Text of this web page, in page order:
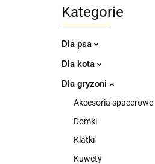
Kategorie
Dla psa
Dla kota
Dla gryzoni
Akcesoria spacerowe
Domki
Klatki
Kuwety